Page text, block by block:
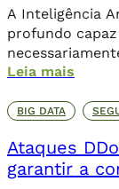
A Inteligência
profundo
direta.
Leia mais
BIG DATA
Ataques
garantir a